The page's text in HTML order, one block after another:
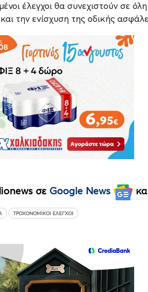
έλεγχοι θα συνεχιστούν σε
την ενίσχυση της οδικής
σε Google News
ΤΡΟΧΟΝΟΜΙΚΟΊ ΈΛΕΓΧΟΙ